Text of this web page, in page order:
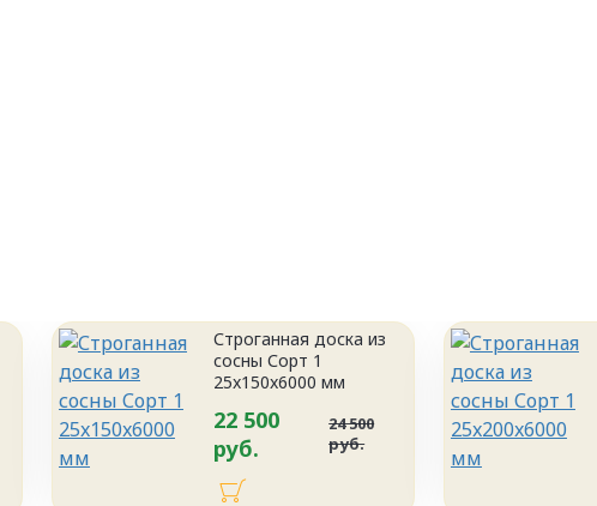
Строганная доска из
сосны Сорт 1
25x150x6000 мм
22 500
руб.
24 500
руб.